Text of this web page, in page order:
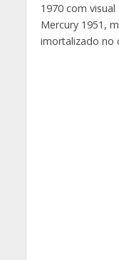
1970 com visual
Mercury 1951,
imortalizado no